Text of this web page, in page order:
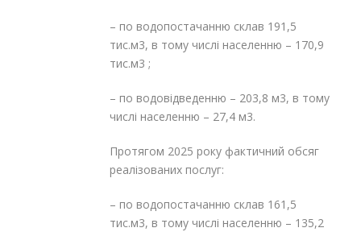
– по водопостачанню склав 191,5
тис.м3, в тому числі населенню – 170,9
тис.м3 ;
– по водовідведенню – 203,8 м3, в тому
числі населенню – 27,4 м3.
Протягом 2025 року фактичний обсяг
реалізованих послуг:
– по водопостачанню склав 161,5
тис.м3, в тому числі населенню – 135,2